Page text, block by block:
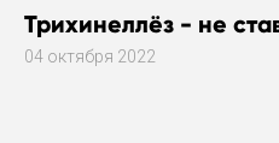
Трихинеллёз - не
04 октября 2022